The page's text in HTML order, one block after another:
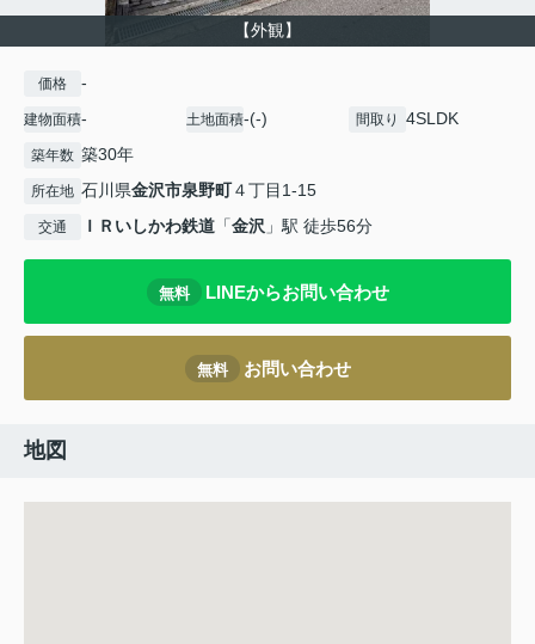
【外観】
価格 -
建物面積- 土地面積-(-) 間取り 4SLDK
築年数 築30年
所在地 石川県金沢市泉野町４丁目1-15
交通 ＩＲいしかわ鉄道 「金沢 」駅 徒歩56分
無料 LINEからお問い合わせ
無料 お問い合わせ
地図